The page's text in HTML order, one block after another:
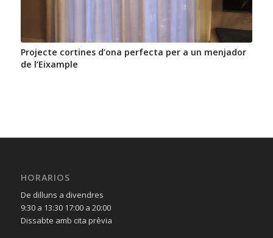
Projecte cortines d’ona perfecta per a un menjador
de l’Eixample
HORARIOS
De dilluns a divendres
9:30 a 13:30 17:00 a 20:00
Dissabte amb cita prèvia